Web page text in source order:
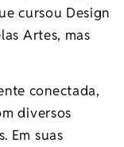
cursou Design
Artes, mas
conectada,
diversos
Em suas